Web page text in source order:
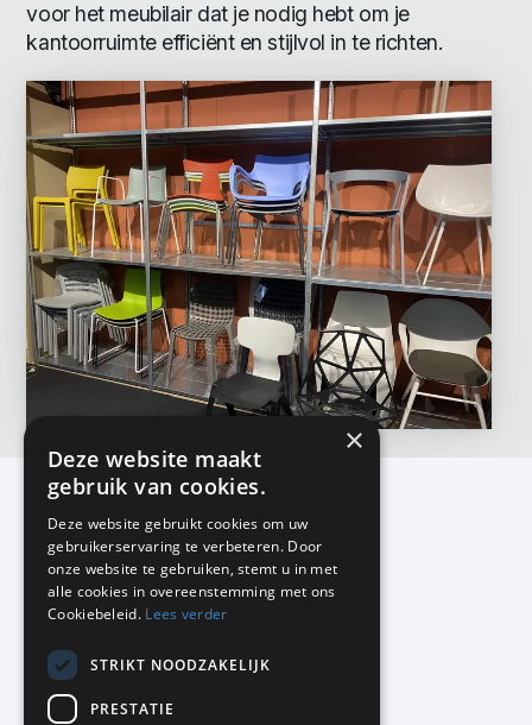
voor het meubilair dat je nodig hebt om je
kantoorruimte efficiënt en stijlvol in te richten.
KMP Kantoormeubilair
Airport Business Park
Frankfurtstraat 29-31
1175 RH Lijnden
020-617 01 26
info@kmpkantoormeubilair.nl
×
Deze website maakt
gebruik van cookies.
Deze website gebruikt cookies om uw
gebruikerservaring te verbeteren. Door
onze website te gebruiken, stemt u in met
alle cookies in overeenstemming met ons
Cookiebeleid. Lees verder
STRIKT NOODZAKELIJK
PRESTATIE